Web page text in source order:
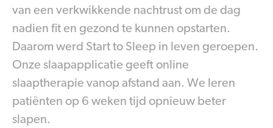
van een verkwikkende nachtrust om de dag
nadien fit en gezond te kunnen opstarten.
Daarom werd Start to Sleep in leven geroepen.
Onze slaapapplicatie geeft online
slaaptherapie vanop afstand aan. We leren
patiënten op 6 weken tijd opnieuw beter
slapen.